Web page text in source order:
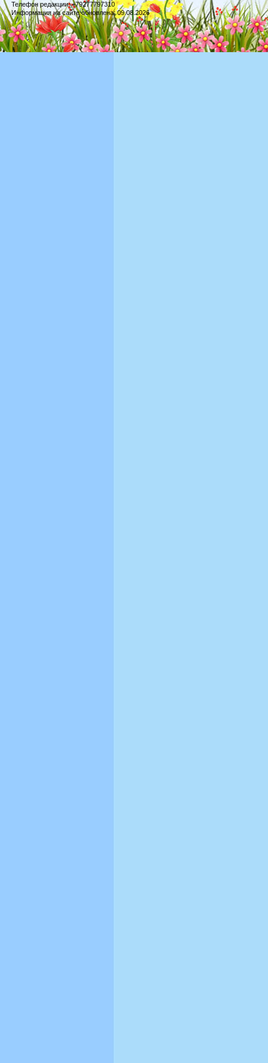
Телефон редакции: +79277797310
Информация на сайте обновлена: 09.08.2026